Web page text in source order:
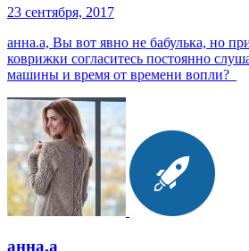
23 сентября, 2017
анна.a, Вы вот явно не бабулька, но
коврижки согласитесь постоянно
машины и время от времени вопли?
анна.a